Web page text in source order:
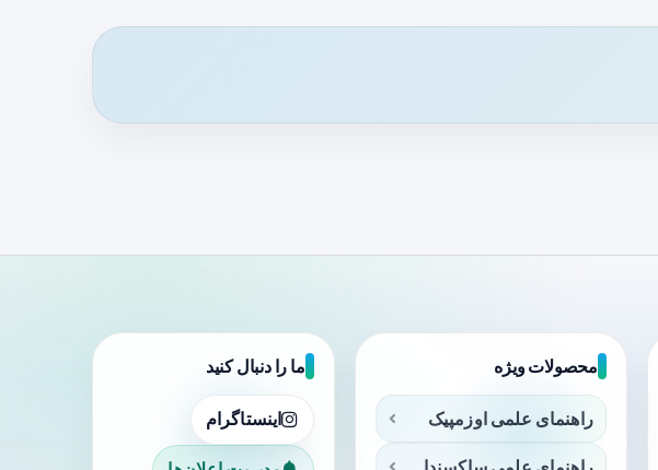
محصولات ویژه
راهنمای علمی اوزمپیک
ما را دنبال کنید
اینستاگرام